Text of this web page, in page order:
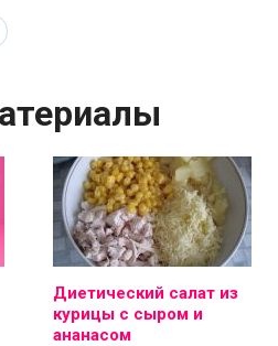
Диетический салат из
курицы с сыром и
ананасом